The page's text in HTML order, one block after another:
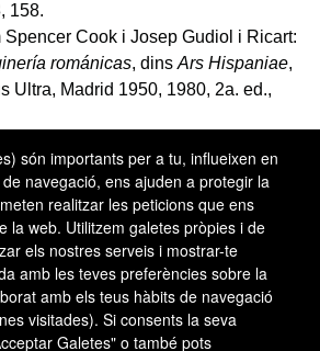
158.
Spencer Cook i Josep Gudiol i Ricart:
románicas, dins Ars Hispaniae,
Ultra, Madrid 1950, 1980, 2a. ed.,
, col·l. “Arte y Artistas”, Instituto
de CSIC, Madrid 1956, pàgs. 30-
i J.E. Cirlot:Historia de la
, Madrid 1956, pàg. 25. Joan
Pinturas románicas, col·l.
Mundial”, 7, París 1957.
són importants per a tu, influeixen en
navegació, ens ajuden a protegir la
realitzar les peticions que ens
la web. Utilitzem galetes pròpies i de
els nostres serveis i mostrar-te
amb les teves preferències sobre la
amb els teus hàbits de navegació
visitades). Si consents la seva
Galetes" o també pots